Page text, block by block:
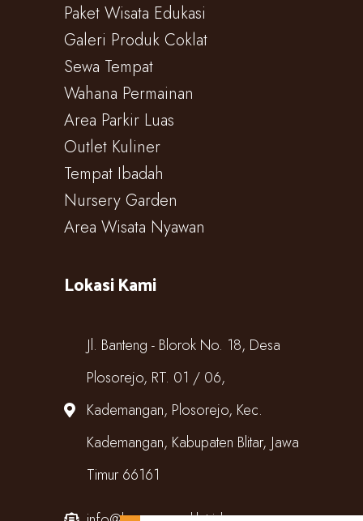
Paket Wisata Edukasi
Galeri Produk Coklat
Sewa Tempat
Wahana Permainan
Area Parkir Luas
Outlet Kuliner
Tempat Ibadah
Nursery Garden
Area Wisata Nyawan
Lokasi Kami
Jl. Banteng - Blorok No. 18, Desa
Plosorejo, RT. 01 / 06,
Kademangan, Plosorejo, Kec.
Kademangan, Kabupaten Blitar, Jawa
Timur 66161